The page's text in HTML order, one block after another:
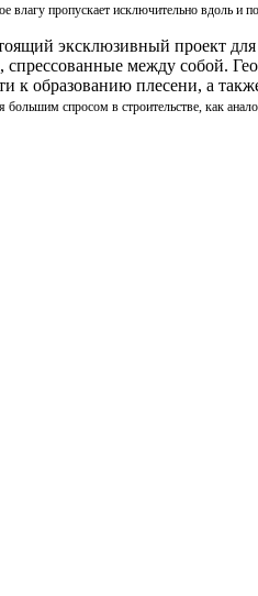
влагу пропускает исключительно вдоль и
эксклюзивный проект
спрессованные между собой.
к образованию плесени, а
спросом в строительстве, как